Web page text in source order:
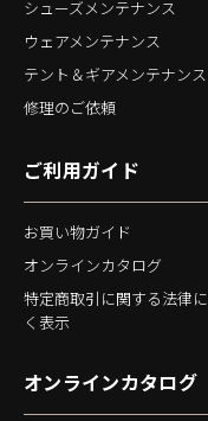
シューズメンテナンス
ウェアメンテナンス
テント＆ギアメンテナンス
修理のご依頼
ご利用ガイド
お買い物ガイド
オンラインカタログ
特定商取引に関する法律
く表示
オンラインカタログ